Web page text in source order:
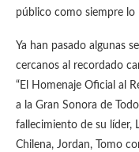
público como siempre lo
Ya han pasado algunas
cercanos al recordado
“El Homenaje Oficial al
a la Gran Sonora de
fallecimiento de su líder,
Chilena, Jordan, Tomo